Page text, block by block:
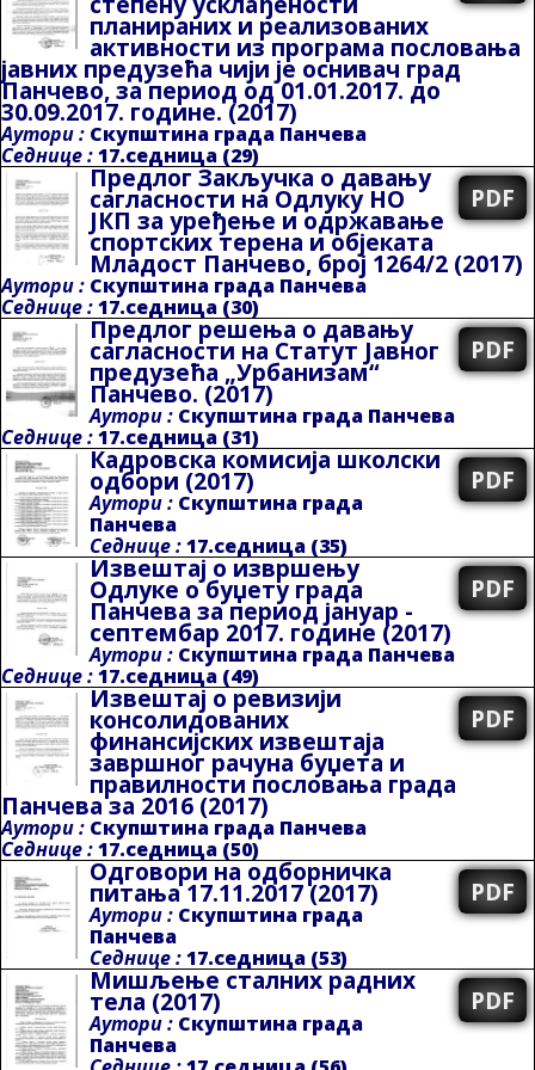
планираних и реализованих
активности из програма пословања
јавних предузећа чији је оснивач град
Панчево, за период од 01.01.2017. до
30.09.2017. године. (2017)
Аутори : Скупштина града Панчева
Седнице :17.седница (29)
PDF
Предлог Закључка о давању
сагласности на Одлуку НO
ЈКП за уређење и одржавање
спортских терена и објеката
Младост Панчево, број 1264/2 (2017)
Аутори : Скупштина града Панчева
Седнице :17.седница (30)
PDF
Предлог решења о давању
сагласности на Статут Јавног
предузећа „Урбанизам“
Панчево. (2017)
Аутори : Скупштина града Панчева
Седнице :17.седница (31)
PDF
Кадровска комисија школски
одбори (2017)
Аутори : Скупштина града
Панчева
Седнице :17.седница (35)
PDF
Извештај о извршењу
Одлуке о буџету града
Панчева за период јануар -
септембар 2017. године (2017)
Аутори : Скупштина града Панчева
Седнице :17.седница (49)
PDF
Извештај о ревизији
консолидованих
финансијских извештаја
завршног рачуна буџета и
правилности пословања града
Панчева за 2016 (2017)
Аутори : Скупштина града Панчева
Седнице :17.седница (50)
PDF
Oдговори на одборничка
питања 17.11.2017(2017)
Аутори : Скупштина града
Панчева
Седнице :17.седница (53)
PDF
Мишљење сталних радних
тела (2017)
Аутори : Скупштина града
Панчева